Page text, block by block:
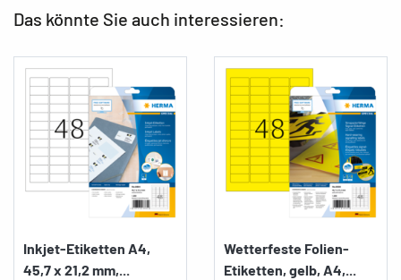
Das könnte Sie auch interessieren:
Inkjet-Etiketten A4,
45,7 x 21,2 mm,...
Wetterfeste Folien-
Etiketten, gelb, A4,...